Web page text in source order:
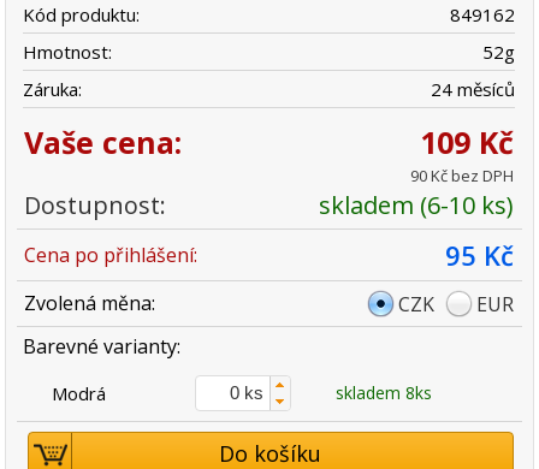
Kód produktu:
849162
Hmotnost:
52g
Záruka:
24 měsíců
Vaše cena: 109 Kč
90 Kč bez DPH
Dostupnost: skladem (6-10 ks)
Cena po přihlášení: 95 Kč
Zvolená měna: CZK
EUR
Barevné varianty:
Modrá skladem 8ks
Do košíku